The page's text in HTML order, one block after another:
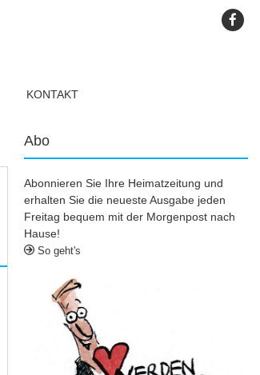
KONTAKT
Abo
Abonnieren Sie Ihre Heimatzeitung und
erhalten Sie die neueste Ausgabe jeden
Freitag bequem mit der Morgenpost nach
Hause!
So geht's